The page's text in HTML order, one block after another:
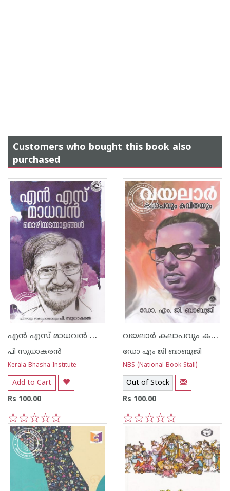
Customers who bought this book also
purchased
എന്‍ എസ് മാധവന്‍ മൊഴിയടയാളങ്ങല്‍
പി സുധാകരന്‍
Kerala Bhasha Institute
Add to Cart
Rs 100.00
5
4
3
2
1
വയലാര്‍ കലാപവും കവിതയും
ഡോ എം ജി ബാബുജി
NBS (National Book Stall)
Out of Stock
Rs 100.00